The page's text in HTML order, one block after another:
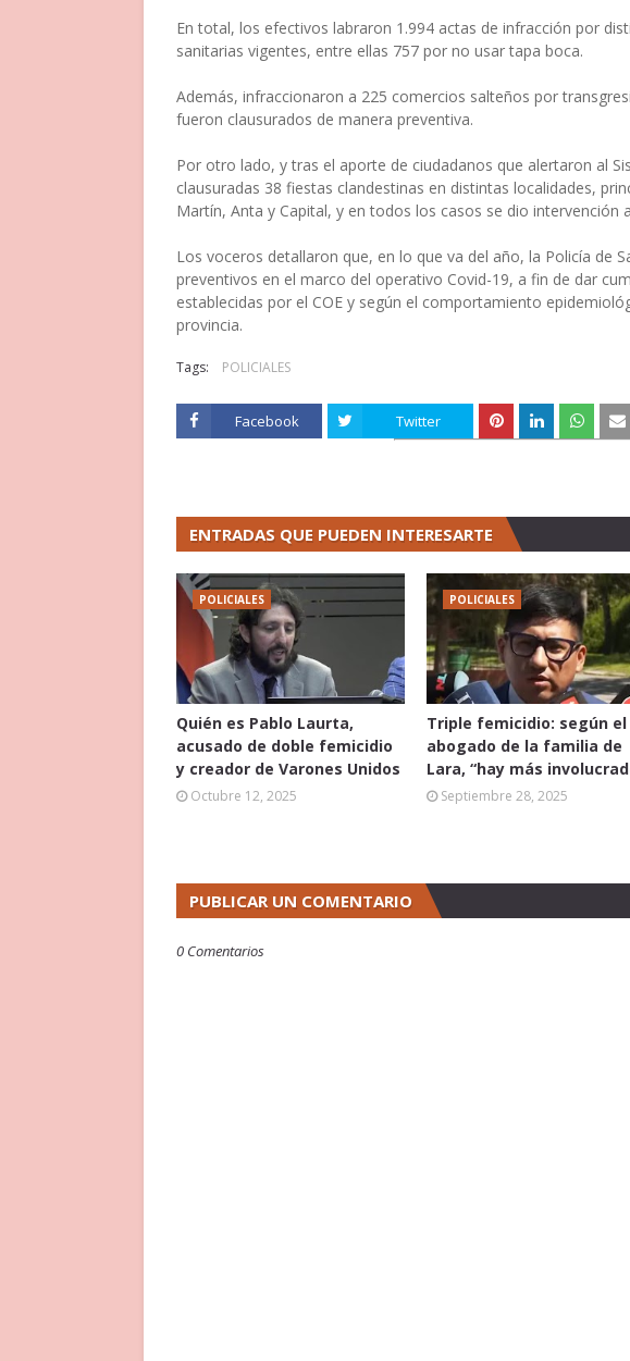
En total, los efectivos labraron 1.994 actas de infracción por
sanitarias vigentes, entre ellas 757 por no usar tapa boca.
Además, infraccionaron a 225 comercios salteños por
fueron clausurados de manera preventiva.
Por otro lado, y tras el aporte de ciudadanos que alertaron al
clausuradas 38 fiestas clandestinas en distintas localidades,
Martín, Anta y Capital, y en todos los casos se dio intervención
Los voceros detallaron que, en lo que va del año, la Policía de
preventivos en el marco del operativo Covid-19, a fin de dar
establecidas por el COE y según el comportamiento
provincia.
Tags: POLICIALES
Facebook Twitter
ENTRADAS QUE PUEDEN INTERESARTE
POLICIALES
Quién es Pablo Laurta,
acusado de doble femicidio
y creador de Varones Unidos
Octubre 12, 2025
POLICIALES
Triple femicidio: según el
abogado de la familia de
Lara, “hay más
Septiembre 28, 2025
PUBLICAR UN COMENTARIO
0 Comentarios